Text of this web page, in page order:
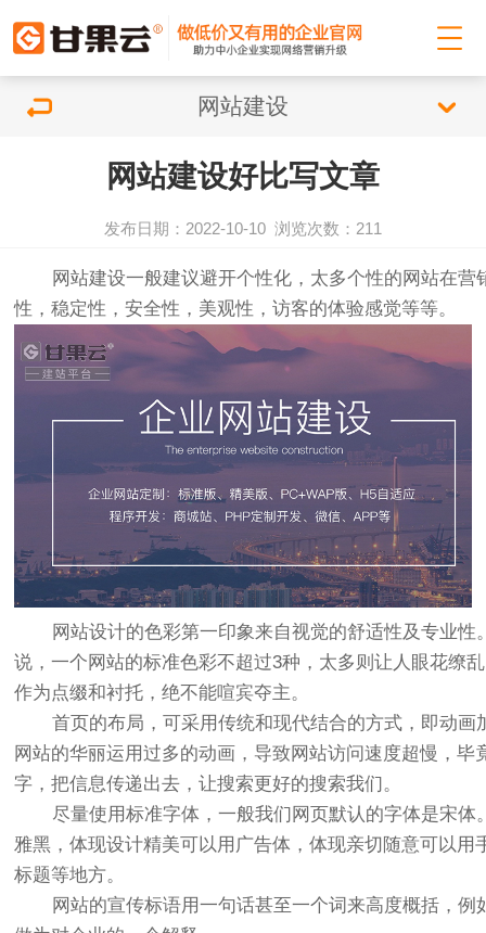
网站建设
网站建设好比写文章
发布日期：2022-10-10 浏览次数： 211
网站建设一般建议避开个性化，太多个性的网站在
性，稳定性，安全性，美观性，访客的体验感觉等等。
网站设计的色彩第一印象来自视觉的舒适性及专业性
说，一个网站的标准色彩不超过3种，太多则让人眼花缭
作为点缀和衬托，绝不能喧宾夺主。
首页的布局，可采用传统和现代结合的方式，即动画
网站的华丽运用过多的动画，导致网站访问速度超慢，
字，把信息传递出去，让搜索更好的搜索我们。
尽量使用标准字体，一般我们网页默认的字体是宋体
雅黑，体现设计精美可以用广告体，体现亲切随意可以
标题等地方。
网站的宣传标语用一句话甚至一个词来高度概括，例